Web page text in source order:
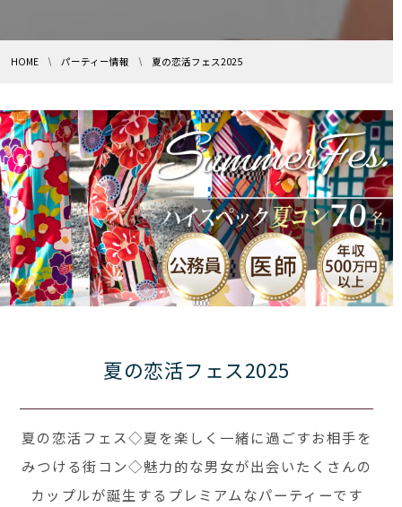
HOME パーティー情報 夏の恋活フェス2025
夏の恋活フェス2025
夏の恋活フェス◇夏を楽しく一緒に過ごすお相手を
みつける街コン◇魅力的な男女が出会いたくさんの
カップルが誕生するプレミアムなパーティーです